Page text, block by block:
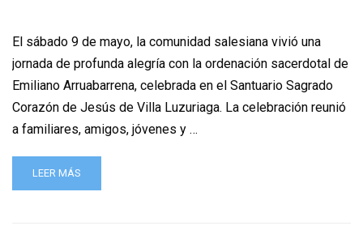
El sábado 9 de mayo, la comunidad salesiana vivió una
jornada de profunda alegría con la ordenación sacerdotal de
Emiliano Arruabarrena, celebrada en el Santuario Sagrado
Corazón de Jesús de Villa Luzuriaga. La celebración reunió
a familiares, amigos, jóvenes y …
LEER MÁS